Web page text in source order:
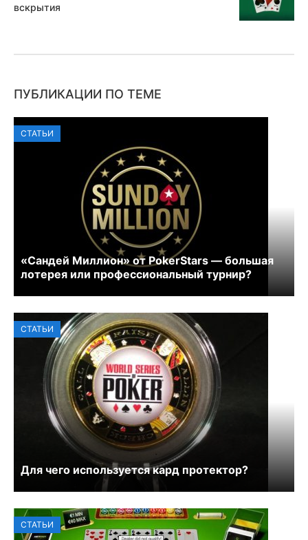
вскрытия
ПУБЛИКАЦИИ ПО ТЕМЕ
СТАТЬИ
«Сандей Миллион» от PokerStars — большая
лотерея или профессиональный турнир?
СТАТЬИ
Для чего используется кард протектор?
СТАТЬИ